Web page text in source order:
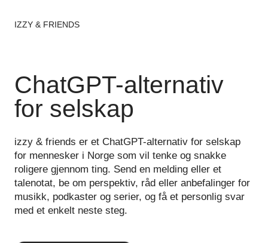
IZZY & FRIENDS
ChatGPT-alternativ
for selskap
izzy & friends er et ChatGPT-alternativ for selskap
for mennesker i Norge som vil tenke og snakke
roligere gjennom ting. Send en melding eller et
talenotat, be om perspektiv, råd eller anbefalinger for
musikk, podkaster og serier, og få et personlig svar
med et enkelt neste steg.